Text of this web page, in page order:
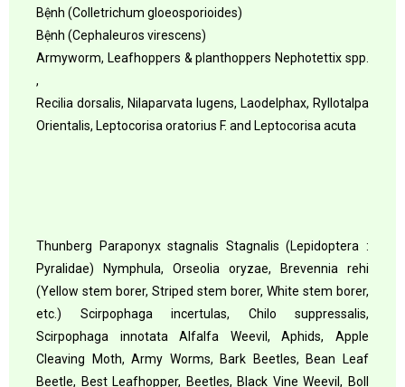
Bệnh (Colletrichum gloeosporioides)
Bệnh (Cephaleuros virescens)
Armyworm, Leafhoppers & planthoppers Nephotettix spp.
,
Recilia dorsalis, Nilaparvata lugens, Laodelphax, Ryllotalpa
Orientalis, Leptocorisa oratorius F. and Leptocorisa acuta
Thunberg Paraponyx stagnalis Stagnalis (Lepidoptera :
Pyralidae) Nymphula, Orseolia oryzae, Brevennia rehi
(Yellow stem borer, Striped stem borer, White stem borer,
etc.) Scirpophaga incertulas, Chilo suppressalis,
Scirpophaga innotata Alfalfa Weevil, Aphids, Apple
Cleaving Moth, Army Worms, Bark Beetles, Bean Leaf
Beetle, Best Leafhopper, Beetles, Black Vine Weevil, Boll